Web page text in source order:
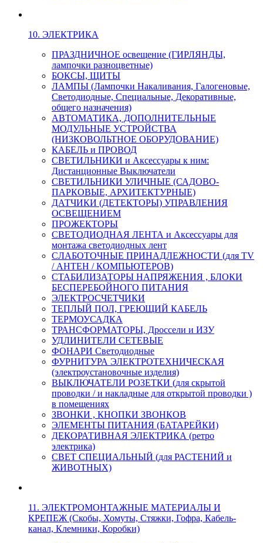
10. ЭЛЕКТРИКА
ПРАЗДНИЧНОЕ освещение (ГИРЛЯНДЫ,
лампочки разноцветные)
БОКСЫ, ЩИТЫ
ЛАМПЫ (Лампочки Накаливания, Галогеновые,
Светодиодные, Специальные, Декоративные,
общего назначения)
АВТОМАТИКА, ДОПОЛНИТЕЛЬНЫЕ
МОДУЛЬНЫЕ УСТРОЙСТВА
(НИЗКОВОЛЬТНОЕ ОБОРУДОВАНИЕ)
КАБЕЛЬ и ПРОВОД
СВЕТИЛЬНИКИ и Аксессуары к ним:
Дистанционные Выключатели
СВЕТИЛЬНИКИ УЛИЧНЫЕ (САДОВО-
ПАРКОВЫЕ, АРХИТЕКТУРНЫЕ)
ДАТЧИКИ (ДЕТЕКТОРЫ) УПРАВЛЕНИЯ
ОСВЕЩЕНИЕМ
ПРОЖЕКТОРЫ
СВЕТОДИОДНАЯ ЛЕНТА и Аксессуары для
монтажа светодиодных лент
СЛАБОТОЧНЫЕ ПРИНАДЛЕЖНОСТИ (для TV
/ АНТЕН / КОМПЬЮТЕРОВ)
СТАБИЛИЗАТОРЫ НАПРЯЖЕНИЯ , БЛОКИ
БЕСПЕРЕБОЙНОГО ПИТАНИЯ
ЭЛЕКТРОСЧЕТЧИКИ
ТЕПЛЫЙ ПОЛ, ГРЕЮЩИЙ КАБЕЛЬ
ТЕРМОУСАДКА
ТРАНСФОРМАТОРЫ, Дроссели и ИЗУ
УДЛИНИТЕЛИ СЕТЕВЫЕ
ФОНАРИ Светодиодные
ФУРНИТУРА ЭЛЕКТРОТЕХНИЧЕСКАЯ
(электроустановочные изделия)
ВЫКЛЮЧАТЕЛИ РОЗЕТКИ (для скрытой
проводки / и накладные для открытой проводки )
в помещениях
ЗВОНКИ , КНОПКИ ЗВОНКОВ
ЭЛЕМЕНТЫ ПИТАНИЯ (БАТАРЕЙКИ)
ДЕКОРАТИВНАЯ ЭЛЕКТРИКА (ретро
электрика)
СВЕТ СПЕЦИАЛЬНЫЙ (для РАСТЕНИЙ и
ЖИВОТНЫХ)
11. ЭЛЕКТРОМОНТАЖНЫЕ МАТЕРИАЛЫ И
КРЕПЕЖ (Скобы, Хомуты, Стяжки, Гофра, Кабель-
канал, Клемники, Коробки)